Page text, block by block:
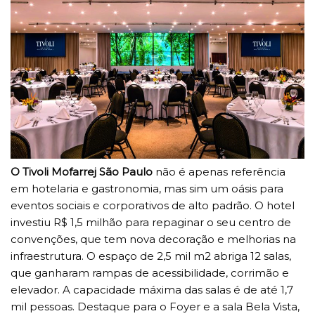
O Tivoli Mofarrej São Paulo não é apenas referência
em hotelaria e gastronomia, mas sim um oásis para
eventos sociais e corporativos de alto padrão. O hotel
investiu R$ 1,5 milhão para repaginar o seu centro de
convenções, que tem nova decoração e melhorias na
infraestrutura. O espaço de 2,5 mil m2 abriga 12 salas,
que ganharam rampas de acessibilidade, corrimão e
elevador. A capacidade máxima das salas é de até 1,7
mil pessoas. Destaque para o Foyer e a sala Bela Vista,